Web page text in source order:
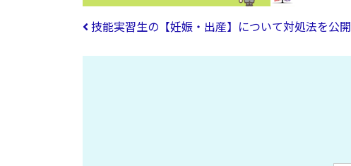
投稿ナビゲーション
技能実習生の【妊娠・出産】について対処法を公開